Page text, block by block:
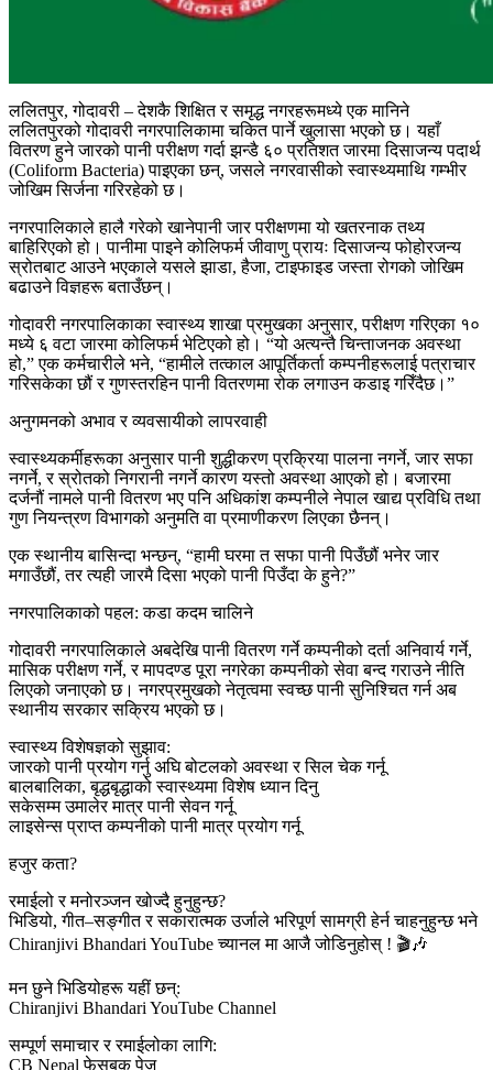
ललितपुर, गोदावरी – देशकै शिक्षित र समृद्ध नगरहरूमध्ये एक मानिने
ललितपुरको गोदावरी नगरपालिकामा चकित पार्ने खुलासा भएको छ। यहाँ
वितरण हुने जारको पानी परीक्षण गर्दा झन्डै ६० प्रतिशत जारमा दिसाजन्य पदार्थ
(Coliform Bacteria) पाइएका छन्, जसले नगरवासीको स्वास्थ्यमाथि गम्भीर
जोखिम सिर्जना गरिरहेको छ।
नगरपालिकाले हालै गरेको खानेपानी जार परीक्षणमा यो खतरनाक तथ्य
बाहिरिएको हो। पानीमा पाइने कोलिफर्म जीवाणु प्रायः दिसाजन्य फोहोरजन्य
स्रोतबाट आउने भएकाले यसले झाडा, हैजा, टाइफाइड जस्ता रोगको जोखिम
बढाउने विज्ञहरू बताउँछन्।
गोदावरी नगरपालिकाका स्वास्थ्य शाखा प्रमुखका अनुसार, परीक्षण गरिएका १०
मध्ये ६ वटा जारमा कोलिफर्म भेटिएको हो। “यो अत्यन्तै चिन्ताजनक अवस्था
हो,” एक कर्मचारीले भने, “हामीले तत्काल आपूर्तिकर्ता कम्पनीहरूलाई पत्राचार
गरिसकेका छौं र गुणस्तरहिन पानी वितरणमा रोक लगाउन कडाइ गरिँदैछ।”
अनुगमनको अभाव र व्यवसायीको लापरवाही
स्वास्थ्यकर्मीहरूका अनुसार पानी शुद्धीकरण प्रक्रिया पालना नगर्ने, जार सफा
नगर्ने, र स्रोतको निगरानी नगर्ने कारण यस्तो अवस्था आएको हो। बजारमा
दर्जनौं नामले पानी वितरण भए पनि अधिकांश कम्पनीले नेपाल खाद्य प्रविधि तथा
गुण नियन्त्रण विभागको अनुमति वा प्रमाणीकरण लिएका छैनन्।
एक स्थानीय बासिन्दा भन्छन्, “हामी घरमा त सफा पानी पिउँछौं भनेर जार
मगाउँछौं, तर त्यही जारमै दिसा भएको पानी पिउँदा के हुने?”
नगरपालिकाको पहल: कडा कदम चालिने
गोदावरी नगरपालिकाले अबदेखि पानी वितरण गर्ने कम्पनीको दर्ता अनिवार्य गर्ने,
मासिक परीक्षण गर्ने, र मापदण्ड पूरा नगरेका कम्पनीको सेवा बन्द गराउने नीति
लिएको जनाएको छ। नगरप्रमुखको नेतृत्वमा स्वच्छ पानी सुनिश्चित गर्न अब
स्थानीय सरकार सक्रिय भएको छ।
स्वास्थ्य विशेषज्ञको सुझाव:
जारको पानी प्रयोग गर्नु अघि बोटलको अवस्था र सिल चेक गर्नू
बालबालिका, बृद्धबृद्धाको स्वास्थ्यमा विशेष ध्यान दिनु
सकेसम्म उमालेर मात्र पानी सेवन गर्नू
लाइसेन्स प्राप्त कम्पनीको पानी मात्र प्रयोग गर्नू
हजुर कता?
रमाईलो र मनोरञ्जन खोज्दै हुनुहुन्छ?
भिडियो, गीत–सङ्गीत र सकारात्मक उर्जाले भरिपूर्ण सामग्री हेर्न चाहनुहुन्छ भने
Chiranjivi Bhandari YouTube च्यानल मा आजै जोडिनुहोस् ! 🎬🎶
मन छुने भिडियोहरू यहीं छन्:
Chiranjivi Bhandari YouTube Channel
सम्पूर्ण समाचार र रमाईलोका लागि:
CB Nepal फेसबुक पेज